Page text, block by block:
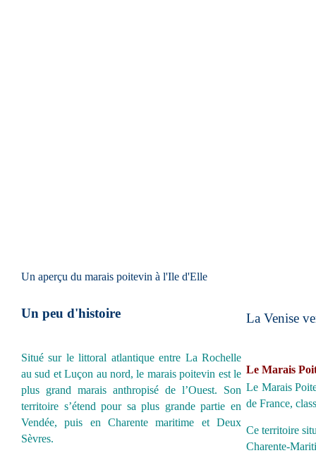
Un aperçu du marais poitevin à l'Ile d'Elle
Un peu d'histoire
Situé sur le littoral atlantique entre La Rochelle
au sud et Luçon au nord, le marais poitevin est le
plus grand marais anthropisé de l’Ouest. Son
territoire s’étend pour sa plus grande partie en
Vendée, puis en Charente maritime et Deux
Sèvres.
La Venise
Le Marais
Le Marais
de France,
Ce territoire
Charente-